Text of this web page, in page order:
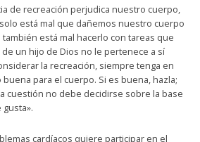
de recreación perjudica nuestro cuerpo,
está mal que dañemos nuestro cuerpo
está mal hacerlo con tareas que
un hijo de Dios no le pertenece a sí
la recreación, siempre tenga en
para el cuerpo. Si es buena, hazla;
cuestión no debe decidirse sobre la base
cardíacos quiere participar en el